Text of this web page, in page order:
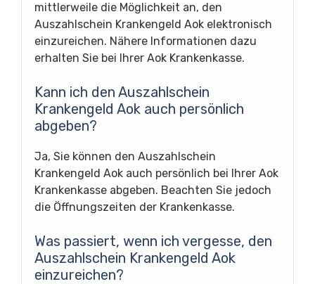
mittlerweile die Möglichkeit an, den
Auszahlschein Krankengeld Aok elektronisch
einzureichen. Nähere Informationen dazu
erhalten Sie bei Ihrer Aok Krankenkasse.
Kann ich den Auszahlschein
Krankengeld Aok auch persönlich
abgeben?
Ja, Sie können den Auszahlschein
Krankengeld Aok auch persönlich bei Ihrer Aok
Krankenkasse abgeben. Beachten Sie jedoch
die Öffnungszeiten der Krankenkasse.
Was passiert, wenn ich vergesse, den
Auszahlschein Krankengeld Aok
einzureichen?